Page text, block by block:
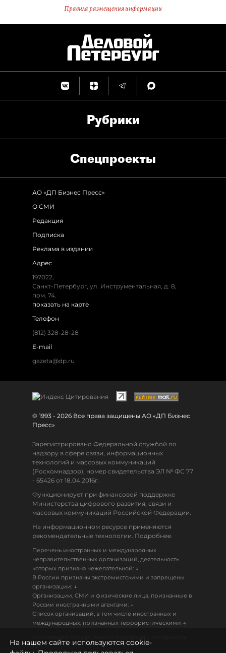
Правила размещения информации
Рубрики
Спец­проекты
АО «ДП Бизнес Пресс»
О СМИ
Редакция
Подписка
Реклама в издании
Адрес
197022,
Санкт-Петербург, ул. Инструментальная, д. 8,
пом. 74.
показать на карте
Телефон
(812) 328-28-28
E-mail
gazeta@dp.ru
© 1993 - 2026 Все права защищены АО «ДП Бизнес
Пресс»
Зарегистрировано Федеральной службой по
надзору в сфере связи, информационных
технологий и массовых коммуникаций
(Роскомнадзор), номер свидетельства ЭЛ № ФС 77
- 65426 от 18.04.2016г.
Функционирует при финансовой поддержке
Министерства цифрового развития, связи и
массовых коммуникаций Российской Федерации.
На информационном ресурсе применяются
рекомендательные технологии. Подробнее.
Перечень иностранных и международных
неправительственных организаций, деятельность
которых признана нежелательной: ↓
В России признаны экстремистскими и запрещены
организации: ↓
Организации, СМИ и физические лица, признанные в
России иностранными агентами: ↓
Список организаций, в том числе иностранных и
международных, признанных террористическими ↓
18+
На нашем сайте используются cookie-